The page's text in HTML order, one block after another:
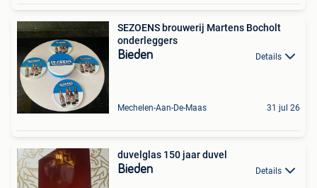
SEZOENS brouwerij Martens Bocholt
onderleggers
Bieden Details
Mechelen-Aan-De-Maas 31 jul 26
duvelglas 150 jaar duvel
Bieden Details